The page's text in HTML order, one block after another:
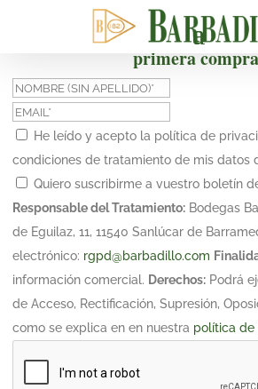
¡Suscríbete y obtén un 10% de
primera
He leído y acepto la política de
condiciones de tratamiento de mis datos
Quiero suscribirme a vuestro boletín
Responsable del Tratamiento: Bodegas
de Eguilaz, 11, 11540 Sanlúcar de
electrónico: rgpd@barbadillo.com
información comercial. Derechos: Podrá
de Acceso, Rectificación, Supresión,
como se explica en en nuestra política de